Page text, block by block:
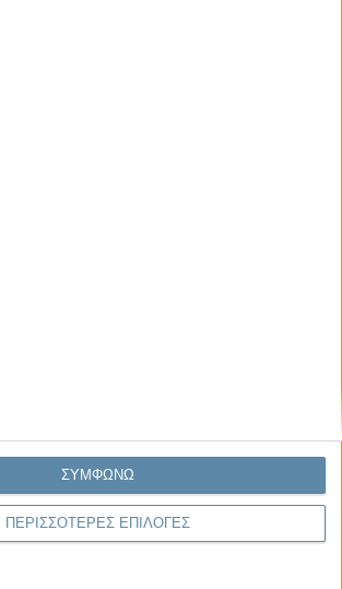
ΠΕΡΙΣΣΟΤΕΡΕΣ ΕΠΙΛΟΓΕΣ
ΣΥΜΦΩΝΩ
ανθρώπους να είναι (letting